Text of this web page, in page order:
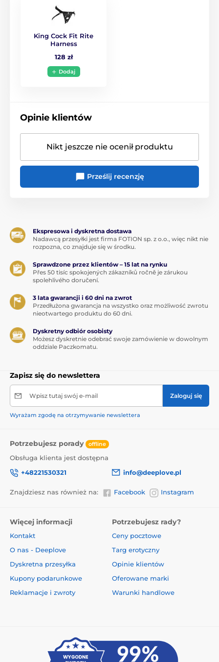
King Cock Fit Rite
Harness
128 zł
Dodaj
Opinie klientów
Nikt jeszcze nie ocenił produktu
Prześlij recenzję
Ekspresowa i dyskretna dostawa
Nadawcą przesyłki jest firma FOTION sp. z o.o., więc nikt nie
rozpozna, co znajduje się w środku.
Sprawdzone przez klientów – 15 lat na rynku
Přes 50 tisíc spokojených zákazníků ročně je zárukou
spolehlivého doručení.
3 lata gwarancji i 60 dni na zwrot
Przedłużona gwarancja na wszystko oraz możliwość zwrotu
nieotwartego produktu do 60 dni.
Dyskretny odbiór osobisty
Możesz dyskretnie odebrać swoje zamówienie w dowolnym
oddziale Paczkomatu.
Zapisz się do newslettera
Wpisz tutaj swój e-mail Zaloguj się
Wyrażam zgodę na otrzymywanie newslettera
Potrzebujesz porady offline
Obsługa klienta jest dostępna
+48221530321
info@deeplove.pl
Znajdziesz nas również na: Facebook Instagram
Więcej informacji
Kontakt
O nas - Deeplove
Dyskretna przesyłka
Kupony podarunkowe
Reklamacje i zwroty
Potrzebujesz rady?
Ceny pocztowe
Targ erotyczny
Opinie klientów
Oferowane marki
Warunki handlowe